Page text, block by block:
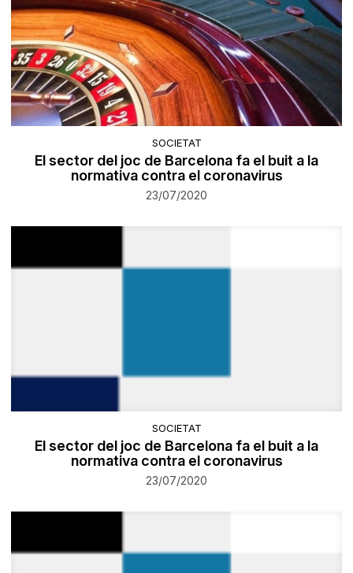
SOCIETAT
El sector del joc de Barcelona fa el buit a la
normativa contra el coronavirus
23/07/2020
SOCIETAT
El sector del joc de Barcelona fa el buit a la
normativa contra el coronavirus
23/07/2020